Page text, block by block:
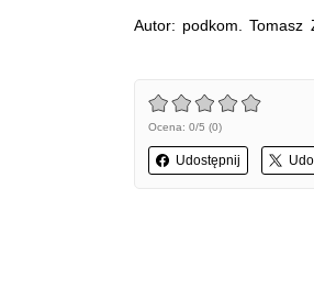
Autor: podkom. Tomasz
Ocena: 0/5 (0)
Udostępnij